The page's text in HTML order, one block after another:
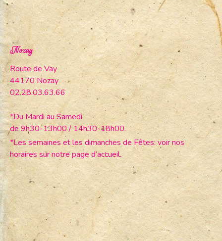
Nozay
Route de Vay
44170 Nozay
02.28.03.63.66
*Du Mardi au Samedi
de 9h30-13h00 / 14h30-18h00.
*Les semaines et les dimanches de Fêtes: voir nos
horaires sur notre page d’accueil.